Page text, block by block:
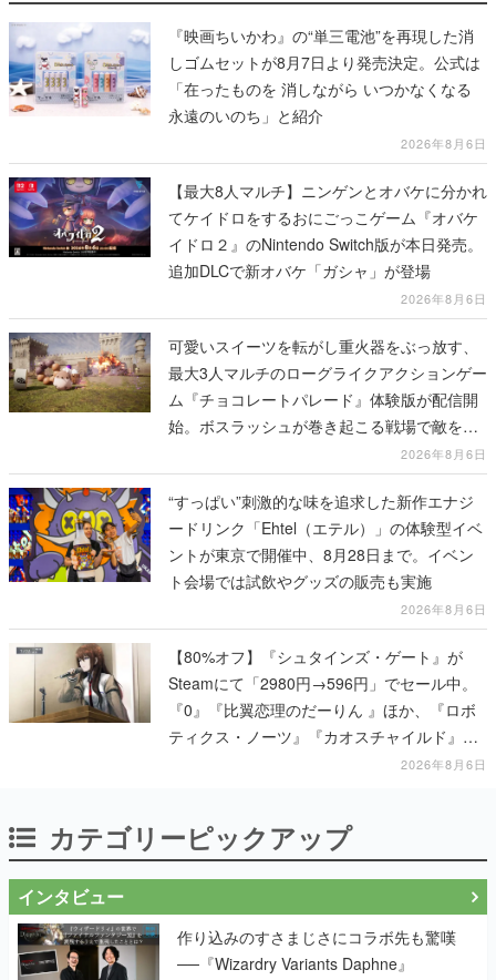
『映画ちいかわ』の“単三電池”を再現した消
しゴムセットが8月7日より発売決定。公式は
「在ったものを 消しながら いつかなくなる
永遠のいのち」と紹介
2026年8月6日
【最大8人マルチ】ニンゲンとオバケに分かれ
てケイドロをするおにごっこゲーム『オバケ
イドロ２』のNintendo Switch版が本日発売。
追加DLCで新オバケ「ガシャ」が登場
2026年8月6日
可愛いスイーツを転がし重火器をぶっ放す、
最大3人マルチのローグライクアクションゲー
ム『チョコレートパレード』体験版が配信開
始。ボスラッシュが巻き起こる戦場で敵を倒
し、コインを集めてスコアを競い合え2026年8月6日
“すっぱい”刺激的な味を追求した新作エナジ
ードリンク「Ehtel（エテル）」の体験型イベ
ントが東京で開催中、8月28日まで。イベン
ト会場では試飲やグッズの販売も実施
2026年8月6日
【80%オフ】『シュタインズ・ゲート』が
Steamにて「2980円→596円」でセール中。
『0』『比翼恋理のだーりん 』ほか、『ロボ
ティクス・ノーツ』『カオスチャイルド』な
ど科学アドベンチャーシリーズもセール対象
2026年8月6日
カテゴリーピックアップ
インタビュー
作り込みのすさまじさにコラボ先も驚嘆
──『Wizardry Variants Daphne』